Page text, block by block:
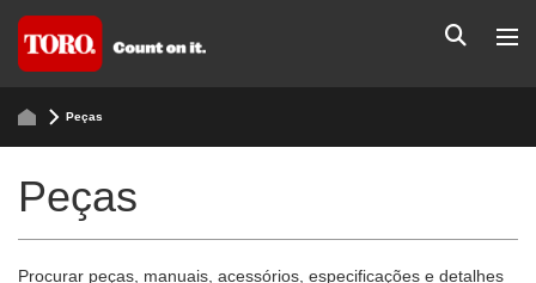
Peças
Peças
Procurar peças, manuais, acessórios, especificações e detalhes